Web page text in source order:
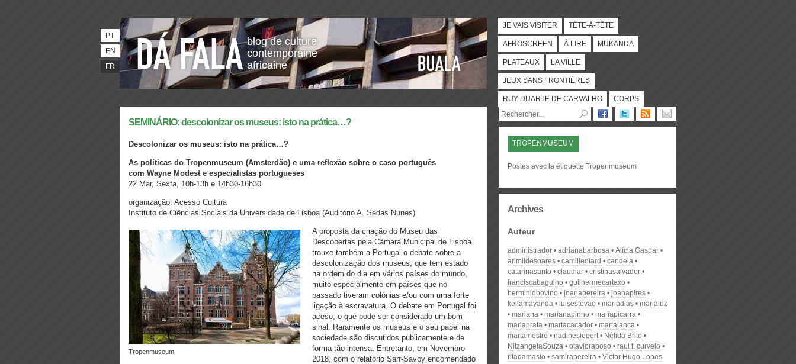
blog de culture
contemporaine
africaine
PT
EN
FR
JE VAIS VISITER TÊTE-À-TÊTE
AFROSCREEN À LIRE MUKANDA
PLATEAUX LA VILLE
JEUX SANS FRONTIÈRES
RUY DUARTE DE CARVALHO CORPS
SEMINÁRIO: descolonizar os museus: isto na prática…?
Descolonizar os museus: isto na prática…?
As políticas do Tropenmuseum (Amsterdão) e uma reflexão sobre o caso português
com Wayne Modest e especialistas portugueses
22 Mar, Sexta, 10h-13h e 14h30-16h30
organização: Acesso Cultura
Instituto de Ciências Sociais da Universidade de Lisboa (Auditório A. Sedas Nunes)
Tropenmuseum
A proposta da criação do Museu das
Descobertas pela Câmara Municipal de Lisboa
trouxe também a Portugal o debate sobre a
descolonização dos museus, que tem estado
na ordem do dia em vários países do mundo,
muito especialmente em países que no
passado tiveram colónias e/ou com uma forte
ligação à escravatura. O debate em Portugal foi
aceso, o que pode ser considerado um bom
sinal. Raramente os museus e o seu papel na
sociedade são discutidos publicamente e de
forma tão intensa. Entretanto, em Novembro
2018, com o relatório Sarr-Savoy encomendado
TROPENMUSEUM
Postes avec la étiquette Tropenmuseum
Archives
Auteur
administrador adrianabarbosa
Alícia Gaspar
arimildesoares
camillediard
candela
catarinasanto
claudiar
cristinasalvador
franciscabagulho
guilhermecartaxo
herminiobovino
joanapereira
joanapires
keitamayanda
luisestevao mariadias
marialuz
mariana
marianapinho
mariapicarra
mariaprata
martacacador
martalanca
martamestre
nadinesiegert
Nélida Brito
NilzangelaSouza
otavioraposo
raul f. curvelo
ritadamasio
samirapereira Victor Hugo Lopes